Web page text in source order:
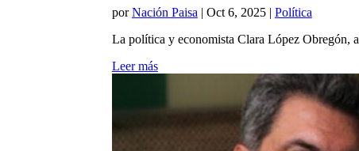
porNación Paisa | Oct 6, 2025| Política
La política y economista Clara López Obregón,
Leer más